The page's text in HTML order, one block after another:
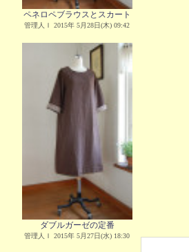
ペネロペブラウスとスカート
管理人Ｉ 2015年 5月28日(木) 09:42
ダブルガーゼの定番
管理人Ｉ 2015年 5月27日(水) 18:30